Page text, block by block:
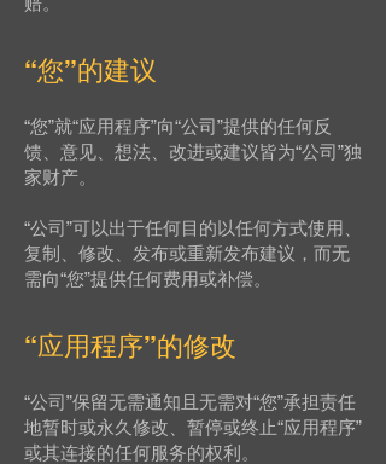
“您”的建议
“您”就“应用程序”向“公司”提供的任何反
馈、意见、想法、改进或建议皆为“公司”独
家财产。
“公司”可以出于任何目的以任何方式使用、
复制、修改、发布或重新发布建议，而无
需向“您”提供任何费用或补偿。
“应用程序”的修改
“公司”保留无需通知且无需对“您”承担责任
地暂时或永久修改、暂停或终止“应用程序”
或其连接的任何服务的权利。